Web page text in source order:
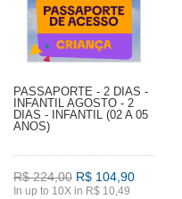
PASSAPORTE - 2 DIAS -
INFANTIL AGOSTO - 2
DIAS - INFANTIL (02 A 05
ANOS)
R$ 224,00 R$ 104,90
In up to 10X in R$ 10,49